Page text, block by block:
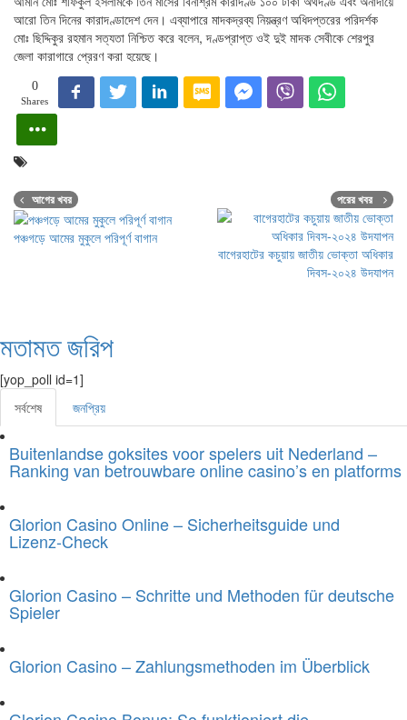
আরো তিন দিনের কারাদণ্ডাদেশ দেন। এব্যাপারে মাদকদ্রব্য নিয়ন্ত্রণ অধিদপ্তরের পরিদর্শক
মোঃ ছিদ্দিকুর রহমান সত্যতা নিশ্চিত করে বলেন, দণ্ডপ্রাপ্ত ওই দুই মাদক সেবীকে শেরপুর
জেলা কারাগারে প্রেরণ করা হয়েছে।
0
Shares
আগের খবর
পঞ্চগড়ে আমের মুকুলে পরিপূর্ণ বাগান
পরের খবর
বাগেরহাটের কচুয়ায় জাতীয় ভোক্তা অধিকার
দিবস-২০২৪ উদযাপন
মতামত জরিপ
[yop_poll id=1]
সর্বশেষ
জনপ্রিয়
Buitenlandse goksites voor spelers uit Nederland –
Ranking van betrouwbare online casino’s en platforms
Glorion Casino Online – Sicherheitsguide und
Lizenz‑Check
Glorion Casino – Schritte und Methoden für deutsche
Spieler
Glorion Casino – Zahlungsmethoden im Überblick